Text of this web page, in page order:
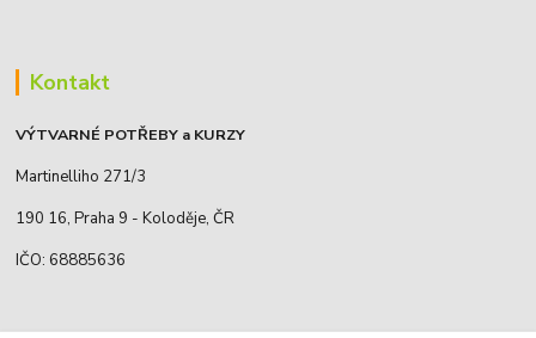
Kontakt
VÝTVARNÉ POTŘEBY a KURZY
Martinelliho 271/3
190 16, Praha 9 - Koloděje, ČR
IČO: 68885636